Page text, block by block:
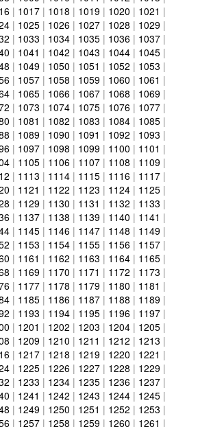
| 1017 | 1018 | 1019 | 1020 | 1021 |
| 1025 | 1026 | 1027 | 1028 | 1029 |
| 1033 | 1034 | 1035 | 1036 | 1037 |
| 1041 | 1042 | 1043 | 1044 | 1045 |
| 1049 | 1050 | 1051 | 1052 | 1053 |
| 1057 | 1058 | 1059 | 1060 | 1061 |
| 1065 | 1066 | 1067 | 1068 | 1069 |
| 1073 | 1074 | 1075 | 1076 | 1077 |
| 1081 | 1082 | 1083 | 1084 | 1085 |
| 1089 | 1090 | 1091 | 1092 | 1093 |
| 1097 | 1098 | 1099 | 1100 | 1101 |
| 1105 | 1106 | 1107 | 1108 | 1109 |
| 1113 | 1114 | 1115 | 1116 | 1117 |
| 1121 | 1122 | 1123 | 1124 | 1125 |
| 1129 | 1130 | 1131 | 1132 | 1133 |
| 1137 | 1138 | 1139 | 1140 | 1141 |
| 1145 | 1146 | 1147 | 1148 | 1149 |
| 1153 | 1154 | 1155 | 1156 | 1157 |
| 1161 | 1162 | 1163 | 1164 | 1165 |
| 1169 | 1170 | 1171 | 1172 | 1173 |
| 1177 | 1178 | 1179 | 1180 | 1181 |
| 1185 | 1186 | 1187 | 1188 | 1189 |
| 1193 | 1194 | 1195 | 1196 | 1197 |
| 1201 | 1202 | 1203 | 1204 | 1205 |
| 1209 | 1210 | 1211 | 1212 | 1213 |
| 1217 | 1218 | 1219 | 1220 | 1221 |
| 1225 | 1226 | 1227 | 1228 | 1229 |
| 1233 | 1234 | 1235 | 1236 | 1237 |
| 1241 | 1242 | 1243 | 1244 | 1245 |
| 1249 | 1250 | 1251 | 1252 | 1253 |
| 1257 | 1258 | 1259 | 1260 | 1261 |